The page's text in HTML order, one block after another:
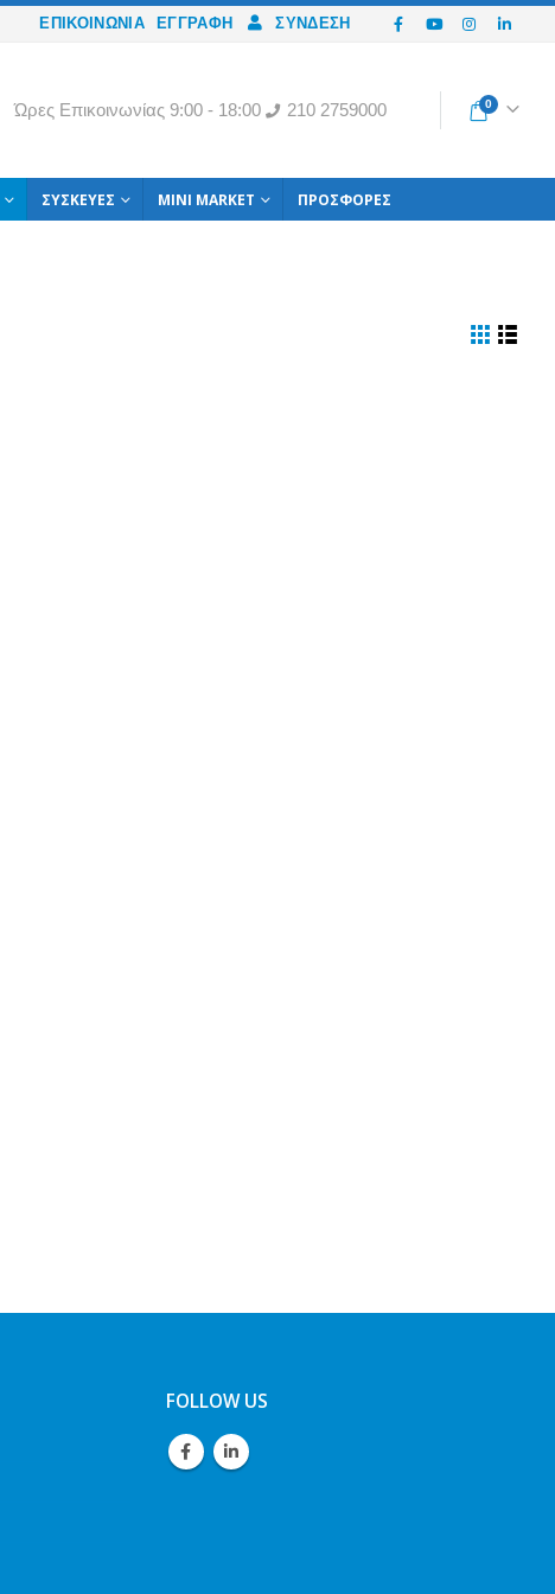
ΕΠΙΚΟΙΝΩΝΙΑ ΕΓΓΡΑΦΉ ΣΎΝΔΕΣΗ
Ώρες Eπικοινωνίας 9:00 - 18:00 210 2759000 0
ΣΥΣΚΕΥΈΣ MINI MARKET ΠΡΟΣΦΟΡΈΣ
FOLLOW US